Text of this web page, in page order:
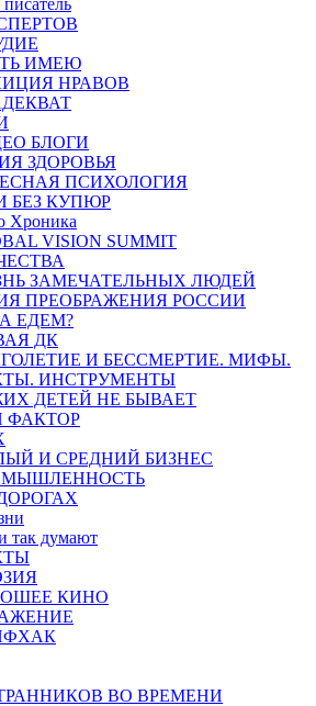
ИМЕЮ
НРАВОВ
БЛОГИ
ЗДОРОВЬЯ
ПСИХОЛОГИЯ
БЕЗ КУПЮР
Хроника
VISION SUMMIT
ЗАМЕЧАТЕЛЬНЫХ ЛЮДЕЙ
ПРЕОБРАЖЕНИЯ РОССИИ
ЕДЕМ?
ДК
И БЕССМЕРТИЕ. МИФЫ.
ИНСТРУМЕНТЫ
ДЕТЕЙ НЕ БЫВАЕТ
ФАКТОР
И СРЕДНИЙ БИЗНЕС
так думают
КИНО
ВО ВРЕМЕНИ